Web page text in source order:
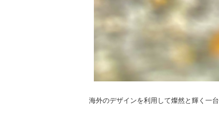
海外のデザインを利用して燦然と輝く一